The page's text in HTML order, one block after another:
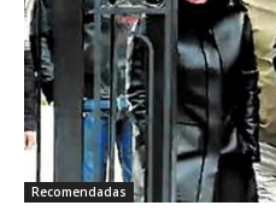
Recomendadas